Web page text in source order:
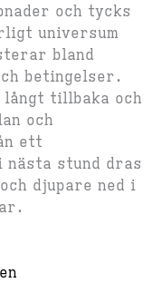
och tycks
universum
bland
betingelser.
tillbaka och
och
ett
stund dras
djupare ned i